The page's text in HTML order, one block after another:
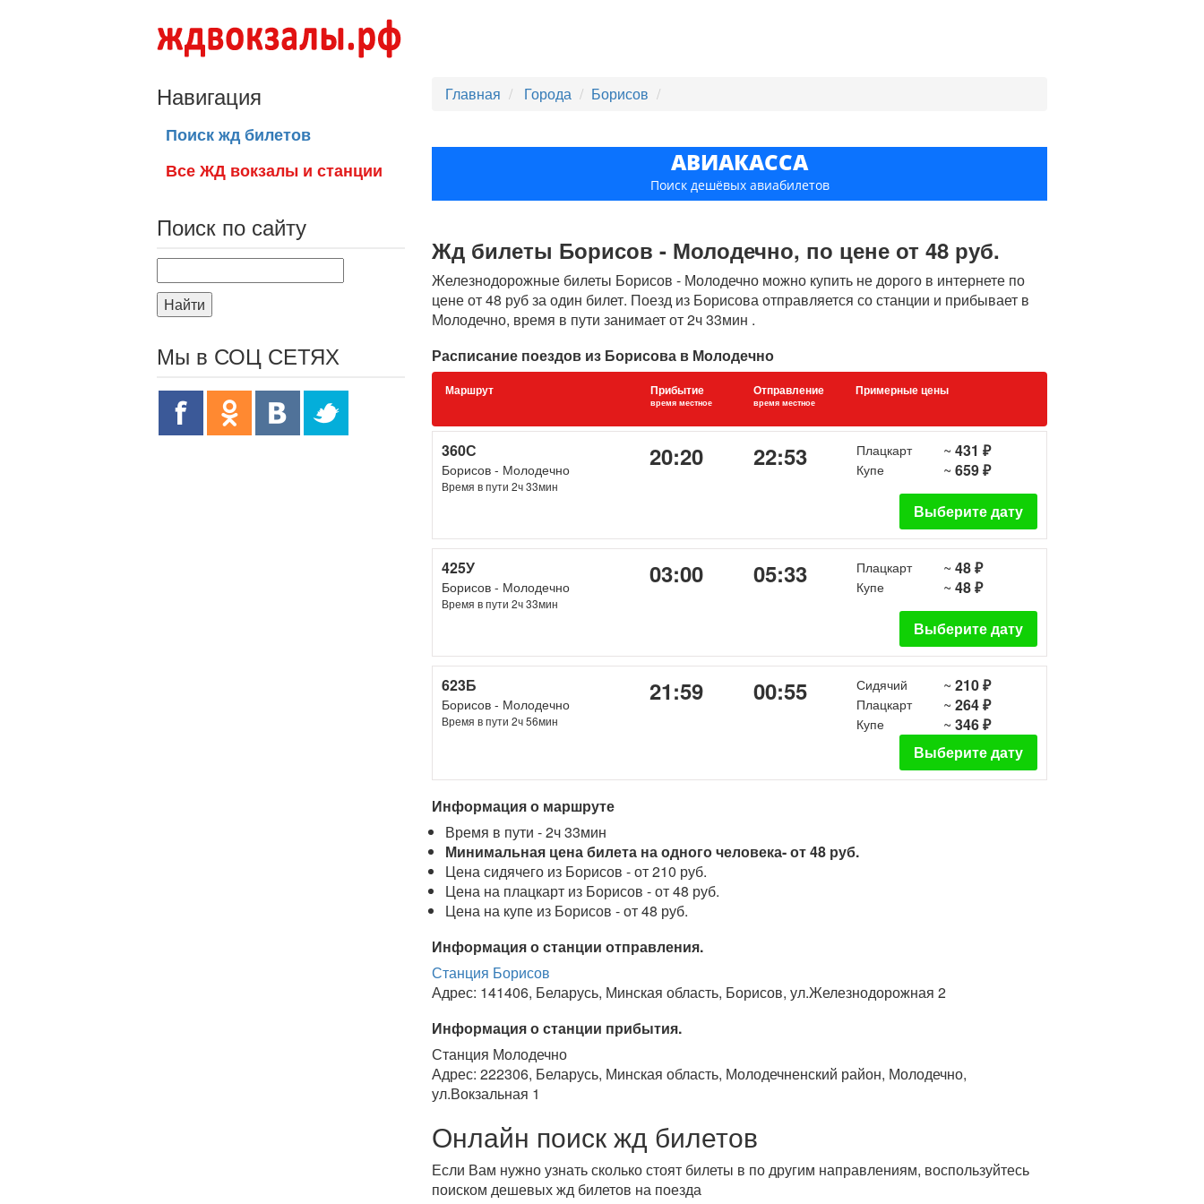
Главная Города Борисов
АВИАКАССА
Поиск дешёвых авиабилетов
Жд билеты Борисов - Молодечно, по цене от 48 руб.
Железнодорожные билеты Борисов - Молодечно можно купить не дорого в интернете по
цене от 48 руб за один билет. Поезд из Борисова отправляется со станции и прибывает в
Молодечно, время в пути занимает от 2ч 33мин .
Расписание поездов из Борисова в Молодечно
Маршрут Прибытие
время местное
Отправление
время местное
Примерные цены
360С
Борисов - Молодечно
Время в пути 2ч 33мин
20:20 22:53 Плацкарт ~ 431 ₽
Купе ~ 659 ₽
Выберите дату
425У
Борисов - Молодечно
Время в пути 2ч 33мин
03:00 05:33 Плацкарт ~ 48 ₽
Купе ~ 48 ₽
Выберите дату
623Б
Борисов - Молодечно
Время в пути 2ч 56мин
21:59 00:55 Сидячий ~ 210 ₽
Плацкарт ~ 264 ₽
Купе ~ 346 ₽
Выберите дату
Информация о маршруте
Время в пути - 2ч 33мин
Минимальная цена билета на одного человека- от 48 руб.
Цена сидячего из Борисов - от 210 руб.
Цена на плацкарт из Борисов - от 48 руб.
Цена на купе из Борисов - от 48 руб.
Информация о станции отправления.
Станция Борисов
Адрес: 141406, Беларусь, Минская область, Борисов, ул.Железнодорожная 2
Информация о станции прибытия.
Станция Молодечно
Адрес: 222306, Беларусь, Минская область, Молодечненский район, Молодечно,
ул.Вокзальная 1
Онлайн поиск жд билетов
Если Вам нужно узнать сколько стоят билеты в по другим направлениям, воспользуйтесь
поиском дешевых жд билетов на поезда
Навигация
Поиск жд билетов
Все ЖД вокзалы и станции
Поиск по сайту
Найти
Мы в СОЦ СЕТЯХ